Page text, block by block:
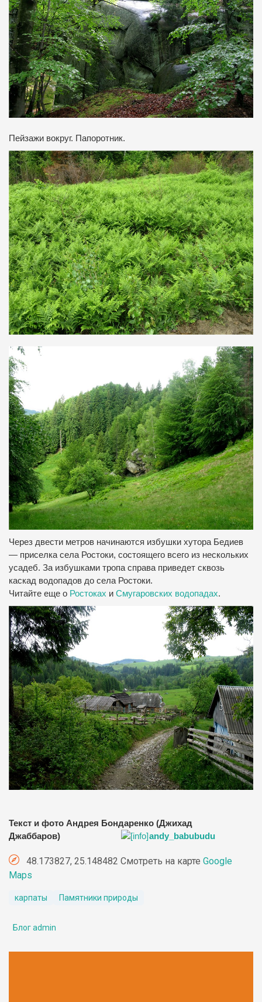
Пейзажи вокруг. Папоротник.
Через двести метров начинаются избушки хутора Бедиев
— приселка села Ростоки, состоящего всего из нескольких
усадеб. За избушками тропа справа приведет сквозь
каскад водопадов до села Ростоки.
Читайте еще о Ростоках и Смугаровских водопадах.
Текст и фото Андрея Бондаренко (Джихад
Джаббаров)
andy_babubudu
48.173827, 25.148482 Смотреть на карте Google
Maps
карпаты Памятники природы
Блог admin